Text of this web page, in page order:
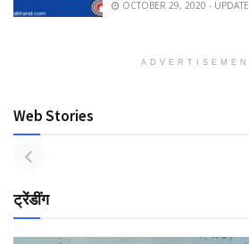
OCTOBER 29, 2020 -
Web Stories
ट्रेंडींग